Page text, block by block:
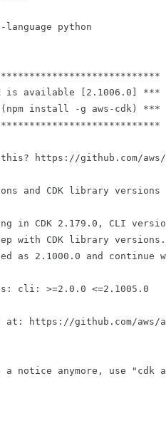
python
is available [2.1006.0] ***
(npm install -g aws-cdk) ***
https://github.com/
and CDK library versions
notice anymore, use "cdk